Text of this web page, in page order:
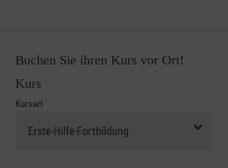
Buchen Sie ihren Kurs vor Ort!
Kurs
Kursart